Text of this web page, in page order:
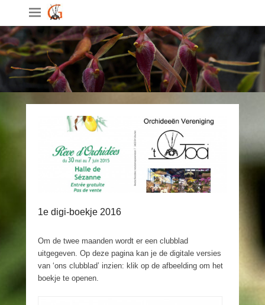
1e digi-boekje 2016
Om de twee maanden wordt er een clubblad
uitgegeven. Op deze pagina kan je de digitale versies
van ‘ons clubblad’ inzien: klik op de afbeelding om het
boekje te openen.